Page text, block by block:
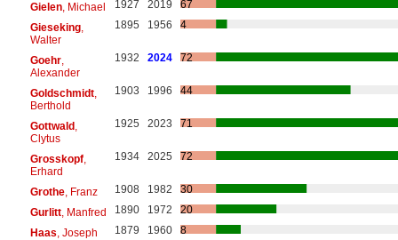
Gielen, Michael 1927 2019
67
Gieseking,
Walter
1895 1956 4
Goehr,
Alexander
1932 2024 72
Goldschmidt,
Berthold
1903 1996 44
Gottwald,
Clytus
1925 2023 71
Grosskopf,
Erhard
1934 2025 72
Grothe, Franz 1908 1982
30
Gurlitt, Manfred 1890 1972
20
Haas , Joseph 1879 1960 8